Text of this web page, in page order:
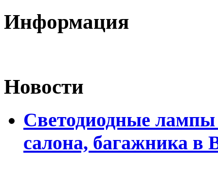
Информация
Новости
Светодиодные лампы
салона, багажника в